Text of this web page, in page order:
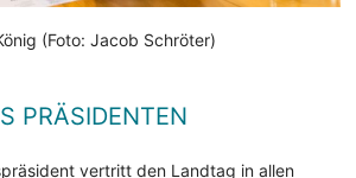
(Foto: Jacob Schröter)
PRÄSIDENTEN
vertritt den Landtag in allen